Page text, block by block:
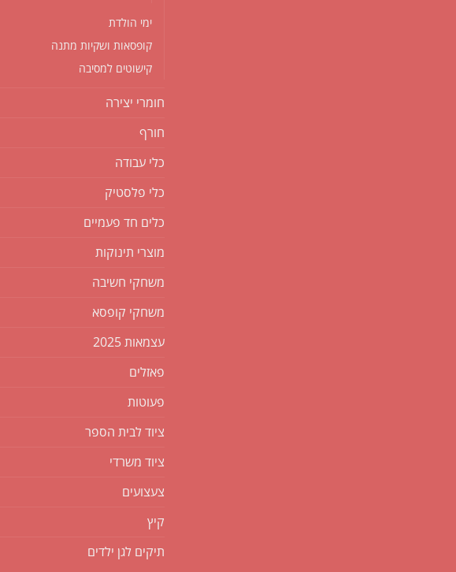
ימי הולדת
קופסאות ושקיות מתנה
קישוטים למסיבה
חומרי יצירה
חורף
כלי עבודה
כלי פלסטיק
כלים חד פעמיים
מוצרי תינוקות
משחקי חשיבה
משחקי קופסא
עצמאות 2025
פאזלים
פעוטות
ציוד לבית הספר
ציוד משרדי
צעצועים
קיץ
תיקים לגן ילדים